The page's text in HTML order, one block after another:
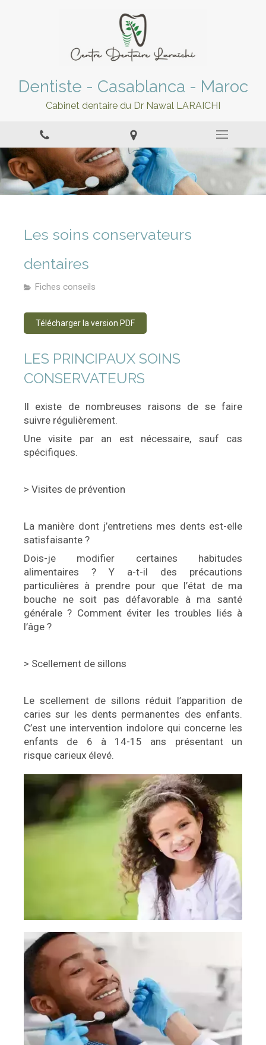
Dentiste - Casablanca - Maroc
Cabinet dentaire du Dr Nawal LARAICHI
Les soins conservateurs
dentaires
Fiches conseils
Télécharger la version PDF
LES PRINCIPAUX SOINS
CONSERVATEURS
Il existe de nombreuses raisons de se faire
suivre régulièrement.
Une visite par an est nécessaire, sauf cas
spécifiques.
> Visites de prévention
La manière dont j’entretiens mes dents est-elle
satisfaisante ?
Dois-je modifier certaines habitudes
alimentaires ? Y a-t-il des précautions
particulières à prendre pour que l’état de ma
bouche ne soit pas défavorable à ma santé
générale ? Comment éviter les troubles liés à
l’âge ?
> Scellement de sillons
Le scellement de sillons réduit l’apparition de
caries sur les dents permanentes des enfants.
C’est une intervention indolore qui concerne les
enfants de 6 à 14-15 ans présentant un
risque carieux élevé.